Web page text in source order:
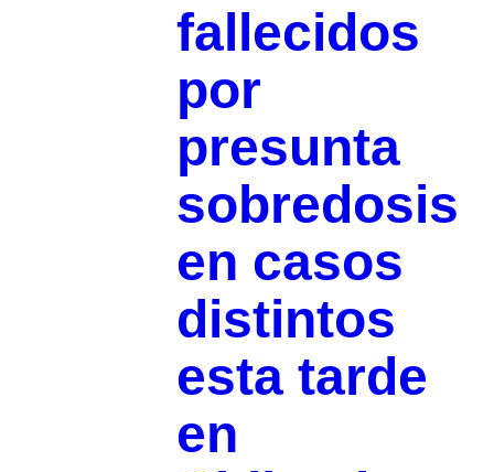
fallecidos
por
presunta
sobredosis
en casos
distintos
esta tarde
en